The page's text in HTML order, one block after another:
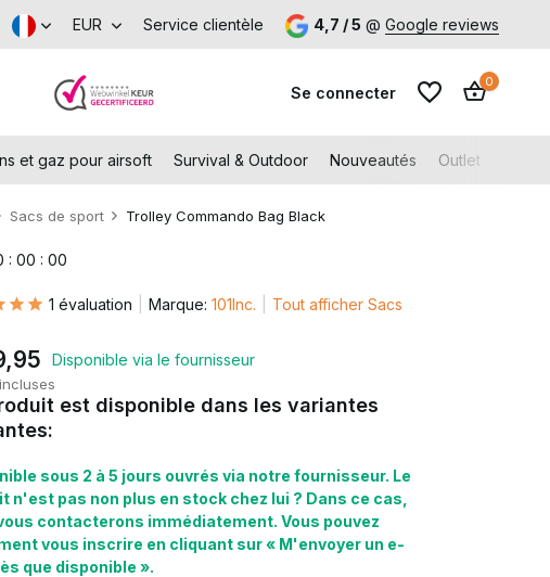
à Capelle aan den IJssel
EUR Service clientèle 4,7 / 5 @ Google reviews
Se connecter
S'inscrire
0
et gaz pour airsoft Survival & Outdoor Nouveautés Outlet
Sacs de sport Trolley Commando Bag Black
: 00 : 00
1 évaluation Marque: 101Inc. Tout afficher Sacs
Disponible via le fournisseur
est disponible dans les variantes
sous 2 à 5 jours ouvrés via notre fournisseur. Le
n'est pas non plus en stock chez lui ? Dans ce cas,
contacterons immédiatement. Vous pouvez
vous inscrire en cliquant sur « M'envoyer un e-
que disponible ».